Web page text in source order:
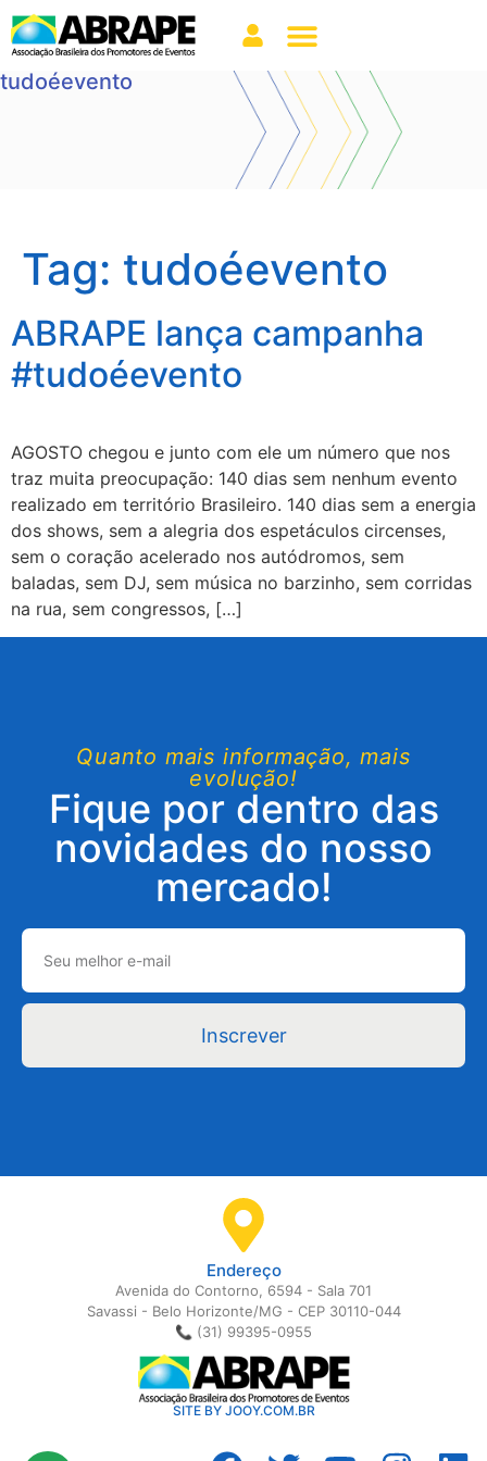
tudoéevento
Tag: tudoéevento
ABRAPE lança campanha
#tudoéevento
AGOSTO chegou e junto com ele um número que nos
traz muita preocupação: 140 dias sem nenhum evento
realizado em território Brasileiro. 140 dias sem a energia
dos shows, sem a alegria dos espetáculos circenses,
sem o coração acelerado nos autódromos, sem
baladas, sem DJ, sem música no barzinho, sem corridas
na rua, sem congressos, […]
Quanto mais informação, mais
evolução!
Fique por dentro das
novidades do nosso
mercado!
Inscrever
Endereço
Avenida do Contorno, 6594 - Sala 701
Savassi - Belo Horizonte/MG - CEP 30110-044
📞 (31) 99395-0955
SITE BY JOOY.COM.BR